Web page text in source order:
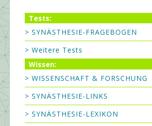
Tests:
> SYNÄSTHESIE-FRAGEBOGEN
> Weitere Tests
Wissen:
> WISSENSCHAFT & FORSCHUNG
> SYNÄSTHESIE-LINKS
> SYNÄSTHESIE-LEXIKON